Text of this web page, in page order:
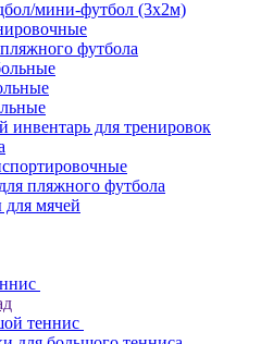
мини-футбол (3х2м)
футбола
инвентарь для тренировок
пляжного футбола
для мячей
теннис